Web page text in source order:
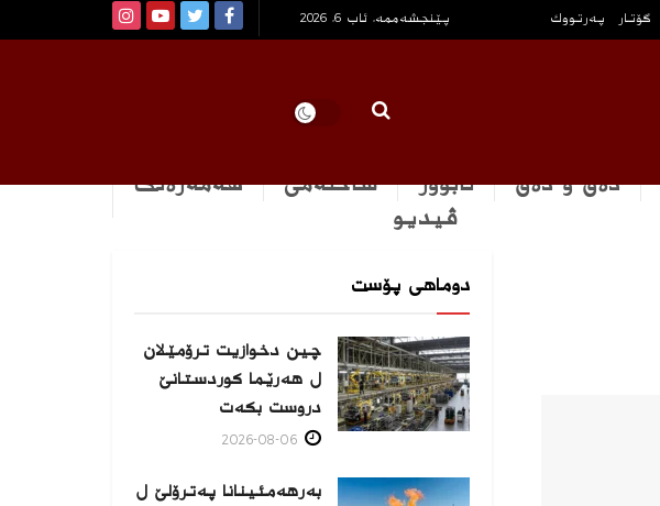
گۆتار په‌رتووك پێنجشەممە, ئاب 6, 2026
دەق و دەق ئابوور ساخله‌می
هه‌مه‌ره‌نگ
ڤیدیو
دوماهی پۆست
چین دخوازیت ترۆمێلان
ل هەرێما كوردستانێ
دروست بكەت
بەرهەمئینانا په‌ترۆلێ ل